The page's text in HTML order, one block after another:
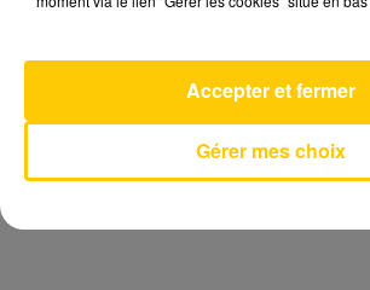
LOREEN
Gérer mes choix
Accepter et fermer